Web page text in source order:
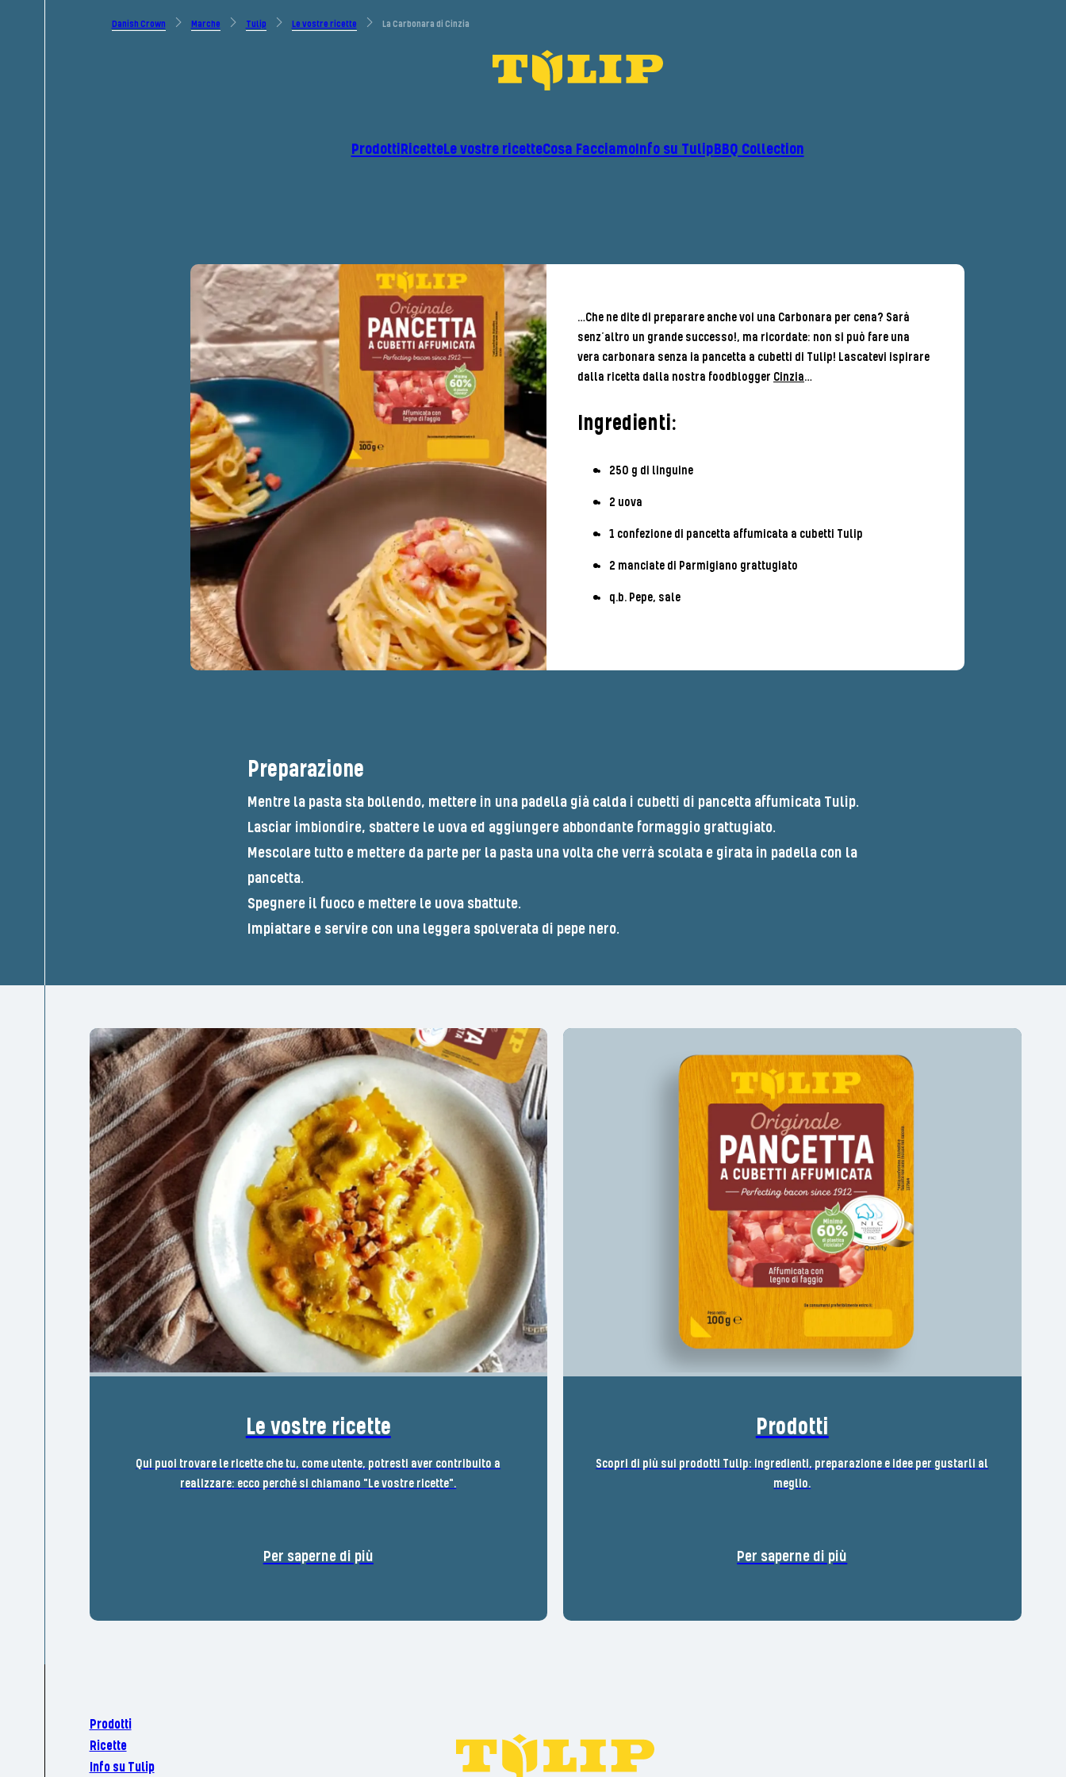
Danish Crown Marche Tulip Le vostre ricette La Carbonara di Cinzia
ProdottiRicetteLe vostre ricetteCosa FacciamoInfo su TulipBBQ Collection
…Che ne dite di preparare anche voi una Carbonara per cena? Sarà
senz’altro un grande successo!, ma ricordate: non si può fare una
vera carbonara senza ia pancetta a cubetti di Tulip! Lascatevi ispirare
dalla ricetta dalla nostra foodblogger Cinzia…
Ingredienti:
250 g di linguine
2 uova
1 confezione di pancetta affumicata a cubetti Tulip
2 manciate di Parmigiano grattugiato
q.b. Pepe, sale
Preparazione
Mentre la pasta sta bollendo, mettere in una padella già calda i cubetti di pancetta affumicata Tulip.
Lasciar imbiondire, sbattere le uova ed aggiungere abbondante formaggio grattugiato.
Mescolare tutto e mettere da parte per la pasta una volta che verrà scolata e girata in padella con la
pancetta.
Spegnere il fuoco e mettere le uova sbattute.
Impiattare e servire con una leggera spolverata di pepe nero.
Le vostre ricette
Qui puoi trovare le ricette che tu, come utente, potresti aver contribuito a
realizzare: ecco perché si chiamano "Le vostre ricette".
Per saperne di più
Prodotti
Scopri di più sui prodotti Tulip: ingredienti, preparazione e idee per gustarli al
meglio.
Per saperne di più
Prodotti
Ricette
Info su Tulip